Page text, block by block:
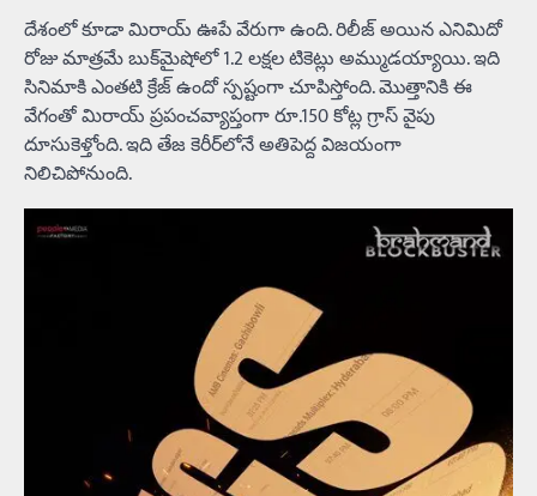
దేశంలో కూడా మిరాయ్ ఊపే వేరుగా ఉంది. రిలీజ్ అయిన ఎనిమిదో
రోజు మాత్రమే బుక్‌మైషోలో 1.2 లక్షల టికెట్లు అమ్ముడయ్యాయి. ఇది
సినిమాకి ఎంతటి క్రేజ్ ఉందో స్పష్టంగా చూపిస్తోంది. మొత్తానికి ఈ
వేగంతో మిరాయ్ ప్రపంచవ్యాప్తంగా రూ.150 కోట్ల గ్రాస్ వైపు
దూసుకెళ్తోంది. ఇది తేజ కెరీర్‌లోనే అతిపెద్ద విజయంగా
నిలిచిపోనుంది.